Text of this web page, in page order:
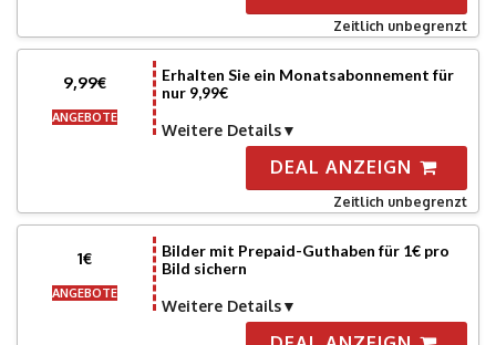
Zeitlich unbegrenzt
9,99€
ANGEBOTE
Erhalten Sie ein Monatsabonnement für
nur 9,99€
Weitere Details
DEAL ANZEIGN
Zeitlich unbegrenzt
1€
ANGEBOTE
Bilder mit Prepaid-Guthaben für 1€ pro
Bild sichern
Weitere Details